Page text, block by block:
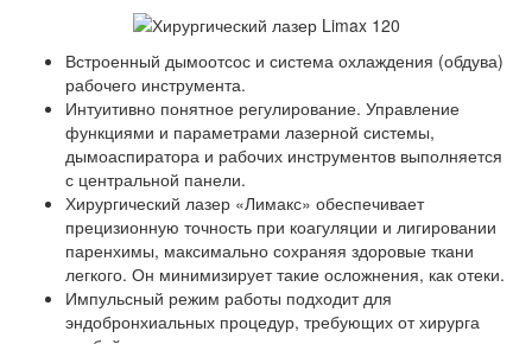
Встроенный дымоотсос и система охлаждения (обдува)
рабочего инструмента.
Интуитивно понятное регулирование. Управление
функциями и параметрами лазерной системы,
дымоаспиратора и рабочих инструментов выполняется
с центральной панели.
Хирургический лазер «Лимакс» обеспечивает
прецизионную точность при коагуляции и лигировании
паренхимы, максимально сохраняя здоровые ткани
легкого. Он минимизирует такие осложнения, как отеки.
Импульсный режим работы подходит для
эндобронхиальных процедур, требующих от хирурга